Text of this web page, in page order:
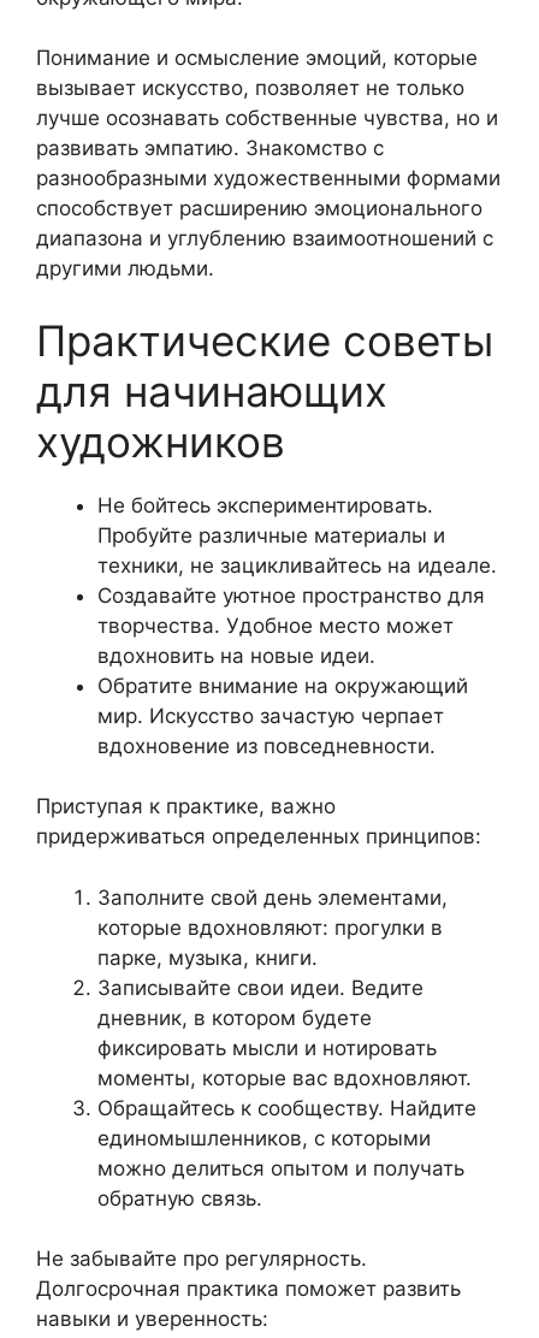
Понимание и осмысление эмоций, которые
вызывает искусство, позволяет не только
лучше осознавать собственные чувства, но и
развивать эмпатию. Знакомство с
разнообразными художественными формами
способствует расширению эмоционального
диапазона и углублению взаимоотношений с
другими людьми.
Практические советы
для начинающих
художников
Не бойтесь экспериментировать.
Пробуйте различные материалы и
техники, не зацикливайтесь на идеале.
Создавайте уютное пространство для
творчества. Удобное место может
вдохновить на новые идеи.
Обратите внимание на окружающий
мир. Искусство зачастую черпает
вдохновение из повседневности.
Приступая к практике, важно
придерживаться определенных принципов:
Заполните свой день элементами,
которые вдохновляют: прогулки в
парке, музыка, книги.
Записывайте свои идеи. Ведите
дневник, в котором будете
фиксировать мысли и нотировать
моменты, которые вас вдохновляют.
Обращайтесь к сообществу. Найдите
единомышленников, с которыми
можно делиться опытом и получать
обратную связь.
Не забывайте про регулярность.
Долгосрочная практика поможет развить
навыки и уверенность: